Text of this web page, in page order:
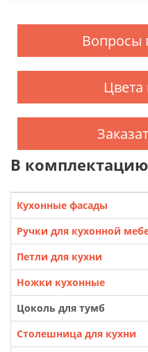
Вопросы
Цвета
В
Кухонные фасады
Ручки для кухонной
Петли для кухни
Ножки кухонные
Цоколь для тумб
Столешница для кухни